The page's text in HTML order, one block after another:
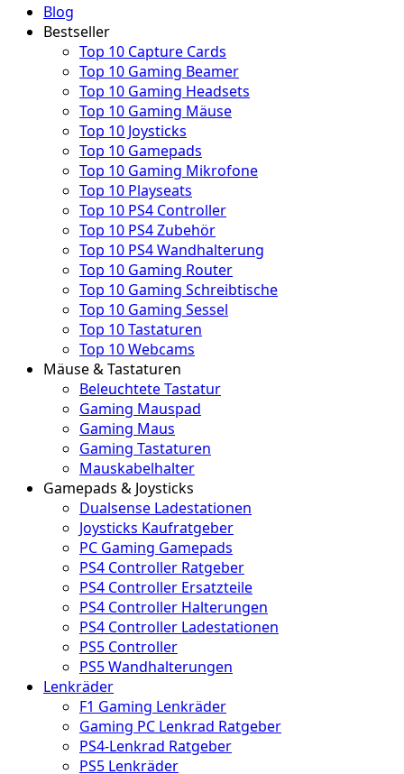
Blog
Bestseller
Top 10 Capture Cards
Top 10 Gaming Beamer
Top 10 Gaming Headsets
Top 10 Gaming Mäuse
Top 10 Joysticks
Top 10 Gamepads
Top 10 Gaming Mikrofone
Top 10 Playseats
Top 10 PS4 Controller
Top 10 PS4 Zubehör
Top 10 PS4 Wandhalterung
Top 10 Gaming Router
Top 10 Gaming Schreibtische
Top 10 Gaming Sessel
Top 10 Tastaturen
Top 10 Webcams
Mäuse & Tastaturen
Beleuchtete Tastatur
Gaming Mauspad
Gaming Maus
Gaming Tastaturen
Mauskabelhalter
Gamepads & Joysticks
Dualsense Ladestationen
Joysticks Kaufratgeber
PC Gaming Gamepads
PS4 Controller Ratgeber
PS4 Controller Ersatzteile
PS4 Controller Halterungen
PS4 Controller Ladestationen
PS5 Controller
PS5 Wandhalterungen
Lenkräder
F1 Gaming Lenkräder
Gaming PC Lenkrad Ratgeber
PS4-Lenkrad Ratgeber
PS5 Lenkräder